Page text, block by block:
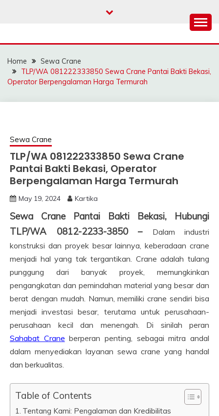
SAHABAT CRANE |
JASA SEWA CRANE |
FORKLIFT | SKYLIFT
Home
Sewa Crane
TLP/WA 081222333850 Sewa Crane Pantai Bakti Bekasi,
Operator Berpengalaman Harga Termurah
Sewa Crane
TLP/WA 081222333850 Sewa Crane
Pantai Bakti Bekasi, Operator
Berpengalaman Harga Termurah
May 19, 2024 Kartika
Sewa Crane Pantai Bakti Bekasi, Hubungi
TLP/WA 0812-2233-3850 –
Dalam industri
konstruksi dan proyek besar lainnya, keberadaan crane
menjadi hal yang tak tergantikan. Crane adalah tulang
punggung dari banyak proyek, memungkinkan
pengangkatan dan pemindahan material yang besar dan
berat dengan mudah. Namun, memiliki crane sendiri bisa
menjadi investasi besar, terutama untuk perusahaan-
perusahaan kecil dan menengah. Di sinilah peran
Sahabat Crane berperan penting, sebagai mitra andal
dalam menyediakan layanan sewa crane yang handal
dan berkualitas.
Table of Contents
Tentang Kami: Pengalaman dan Kredibilitas